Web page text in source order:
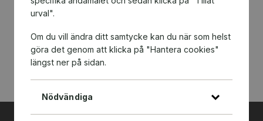
urval".
Om du vill ändra ditt samtycke kan du när som helst
göra det genom att klicka på "Hantera cookies"
längst ner på sidan.
Nödvändiga